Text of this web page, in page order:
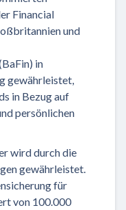
Financial
und
in
gewährleistet,
in Bezug auf
persönlichen
wird durch die
gewährleistet.
für
von 100.000